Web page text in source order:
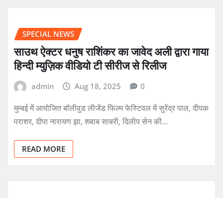
SPECIAL NEWS
साउथ ऐक्टर धनुष राशिंकर का जावेद अली द्वारा गाया
हिन्दी म्युज़िक वीडियो टी सीरीज से रिलीज
admin Aug 18, 2025 0
मुम्बई में आयोजित बॉलीवुड लीजेंड फिल्म फेस्टिवल में सुरेंद्र पाल, दीपक
पराशर, दीपा नारायण झा, शबाब साबरी, दिलीप सेन की…
READ MORE